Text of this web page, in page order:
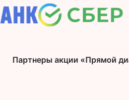
Партнеры акции «Прямой